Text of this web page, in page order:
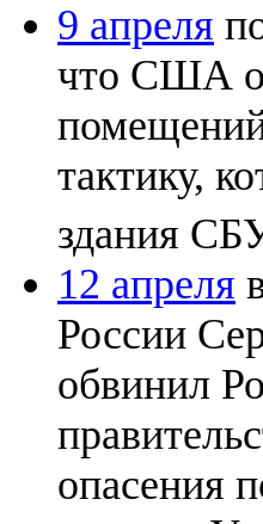
9 апреля
что США
тактику,
здания
12 апреля
России
обвинил
опасения